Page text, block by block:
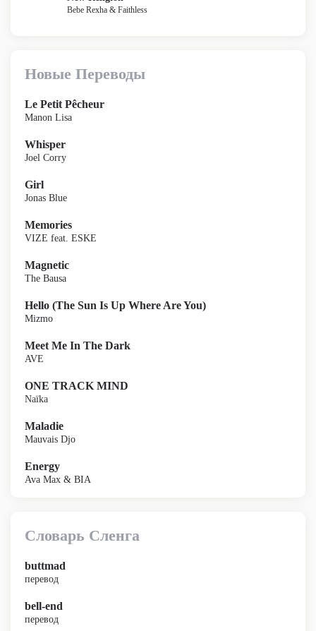
Bebe Rexha & Faithless
Новые Переводы
Le Petit Pêcheur
Manon Lisa
Whisper
Joel Corry
Girl
Jonas Blue
Memories
VIZE feat. ESKE
Magnetic
The Bausa
Hello (The Sun Is Up Where Are You)
Mizmo
Meet Me In The Dark
AVE
ONE TRACK MIND
Naïka
Maladie
Mauvais Djo
Energy
Ava Max & BIA
Словарь Сленга
buttmad
перевод
bell-end
перевод